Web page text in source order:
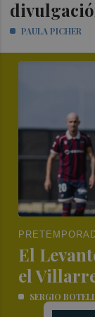
PAULA PICHER
El
el
SERGIO